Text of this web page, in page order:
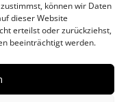
können wir Daten
dieser Website
erteilst oder zurückziehst,
beeinträchtigt werden.